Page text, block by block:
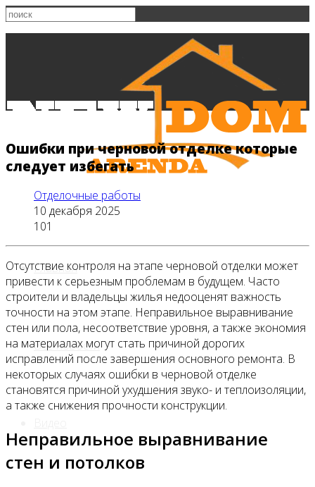
Главная
Все новости
Ошибки при черновой отделке которые
следует избегать
Отделочные работы
10 декабря 2025
101
Отсутствие контроля на этапе черновой отделки может
привести к серьезным проблемам в будущем. Часто
строители и владельцы жилья недооценят важность
точности на этом этапе. Неправильное выравнивание
стен или пола, несоответствие уровня, а также экономия
на материалах могут стать причиной дорогих
исправлений после завершения основного ремонта. В
некоторых случаях ошибки в черновой отделке
становятся причиной ухудшения звуко- и теплоизоляции,
а также снижения прочности конструкции.
Неправильное выравнивание
стен и потолков